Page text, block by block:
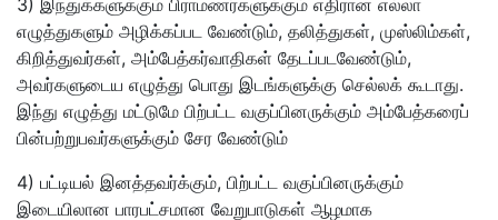
எழுத்துகளும் அழிக்கப்பட வேண்டும், தலித்துகள், முஸ்லிம்கள்,
கிறித்துவர்கள், அம்பேத்கர்வாதிகள் தேடப்படவேண்டும்,
அவர்களுடைய எழுத்து பொது இடங்களுக்கு செல்லக் கூடாது.
இந்து எழுத்து மட்டுமே பிற்பட்ட வகுப்பினருக்கும் அம்பேத்கரைப்
பின்பற்றுபவர்களுக்கும் சேர வேண்டும்
4) பட்டியல் இனத்தவர்க்கும், பிற்பட்ட வகுப்பினருக்கும்
இடையிலான பாரபட்சமான வேறுபாடுகள் ஆழமாக